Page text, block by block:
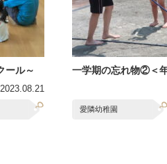
ール～
2023.08.21
一学期の忘れ物②＜
愛隣幼稚園